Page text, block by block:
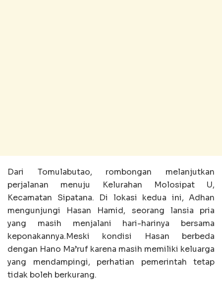
Dari Tomulabutao, rombongan melanjutkan
perjalanan menuju Kelurahan Molosipat U,
Kecamatan Sipatana. Di lokasi kedua ini, Adhan
mengunjungi Hasan Hamid, seorang lansia pria
yang masih menjalani hari-harinya bersama
keponakannya.Meski kondisi Hasan berbeda
dengan Hano Ma’ruf karena masih memiliki keluarga
yang mendampingi, perhatian pemerintah tetap
tidak boleh berkurang.